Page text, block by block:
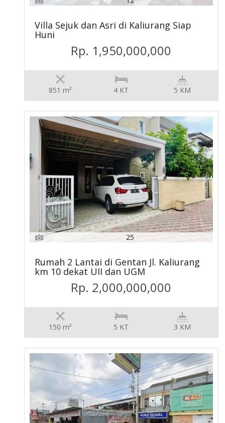
Villa Sejuk dan Asri di Kaliurang Siap
Huni
Rp. 1,950,000,000
851 m² 4 KT 5 KM
25
Rumah 2 Lantai di Gentan Jl. Kaliurang
km 10 dekat UII dan UGM
Rp. 2,000,000,000
150 m² 5 KT 3 KM